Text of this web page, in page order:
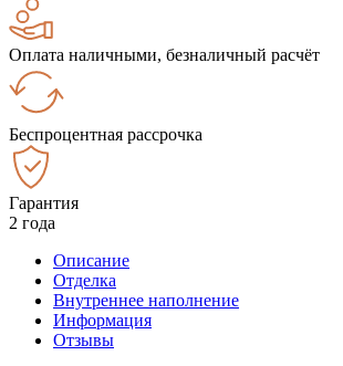
Оплата наличными, безналичный расчёт
Беспроцентная рассрочка
Гарантия
2 года
Описание
Отделка
Внутреннее наполнение
Информация
Отзывы